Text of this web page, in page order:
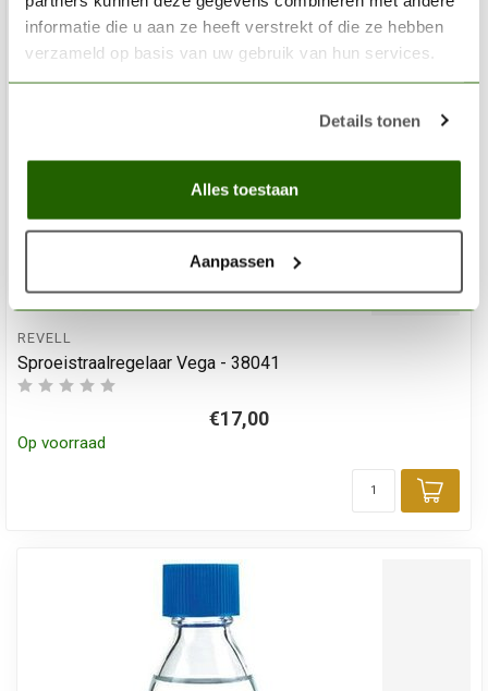
informatie die u aan ze heeft verstrekt of die ze hebben
verzameld op basis van uw gebruik van hun services.
Details tonen
Alles toestaan
Aanpassen
REVELL
Sproeistraalregelaar Vega - 38041
€17,00
Op voorraad